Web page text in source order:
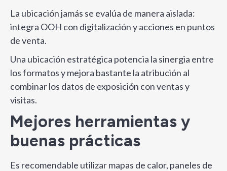
La ubicación jamás se evalúa de manera aislada:
integra OOH con digitalización y acciones en puntos
de venta.
Una ubicación estratégica potencia la sinergia entre
los formatos y mejora bastante la atribución al
combinar los datos de exposición con ventas y
visitas.
Mejores herramientas y
buenas prácticas
Es recomendable utilizar mapas de calor, paneles de